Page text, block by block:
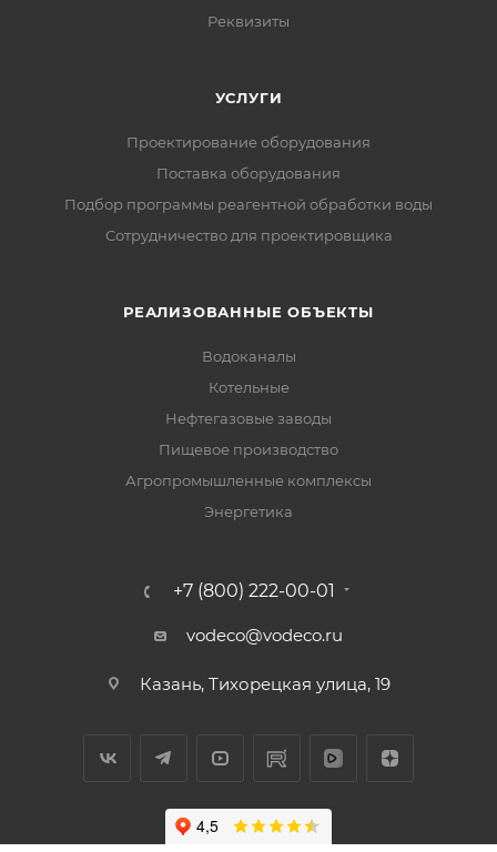
Реквизиты
УСЛУГИ
Проектирование оборудования
Поставка оборудования
Подбор программы реагентной обработки воды
Сотрудничество для проектировщика
РЕАЛИЗОВАННЫЕ ОБЪЕКТЫ
Водоканалы
Котельные
Нефтегазовые заводы
Пищевое производство
Агропромышленные комплексы
Энергетика
+7 (800) 222-00-01
vodeco@vodeco.ru
Казань, Тихорецкая улица, 19